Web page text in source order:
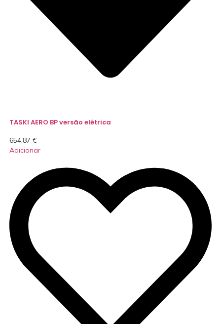
TASKI AERO BP versão elétrica
654,87 €
Adicionar